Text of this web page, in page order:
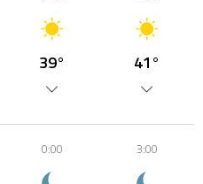
39° 41°
0:00 3:00